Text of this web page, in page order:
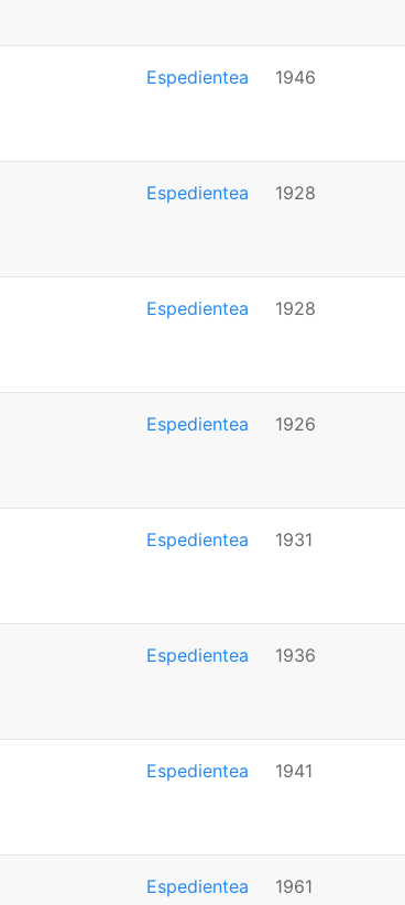
Espedientea 1946
Espedientea 1928
Espedientea 1928
Espedientea 1926
Espedientea 1931
Espedientea 1936
Espedientea 1941
Espedientea 1961